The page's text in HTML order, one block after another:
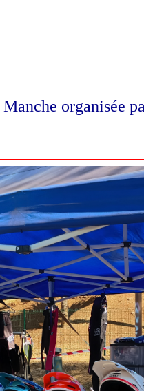
Manche organisée